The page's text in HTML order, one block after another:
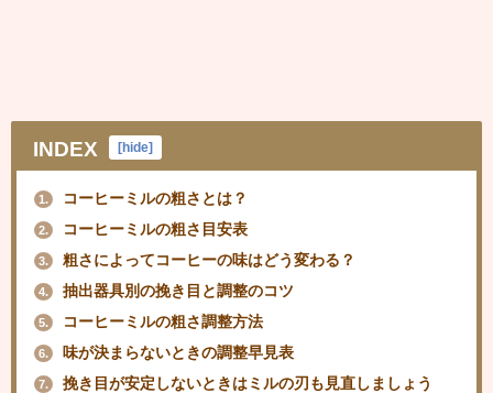
INDEX [hide]
1. コーヒーミルの粗さとは？
2. コーヒーミルの粗さ目安表
3. 粗さによってコーヒーの味はどう変わる？
4. 抽出器具別の挽き目と調整のコツ
5. コーヒーミルの粗さ調整方法
6. 味が決まらないときの調整早見表
7. 挽き目が安定しないときはミルの刃も見直しましょう